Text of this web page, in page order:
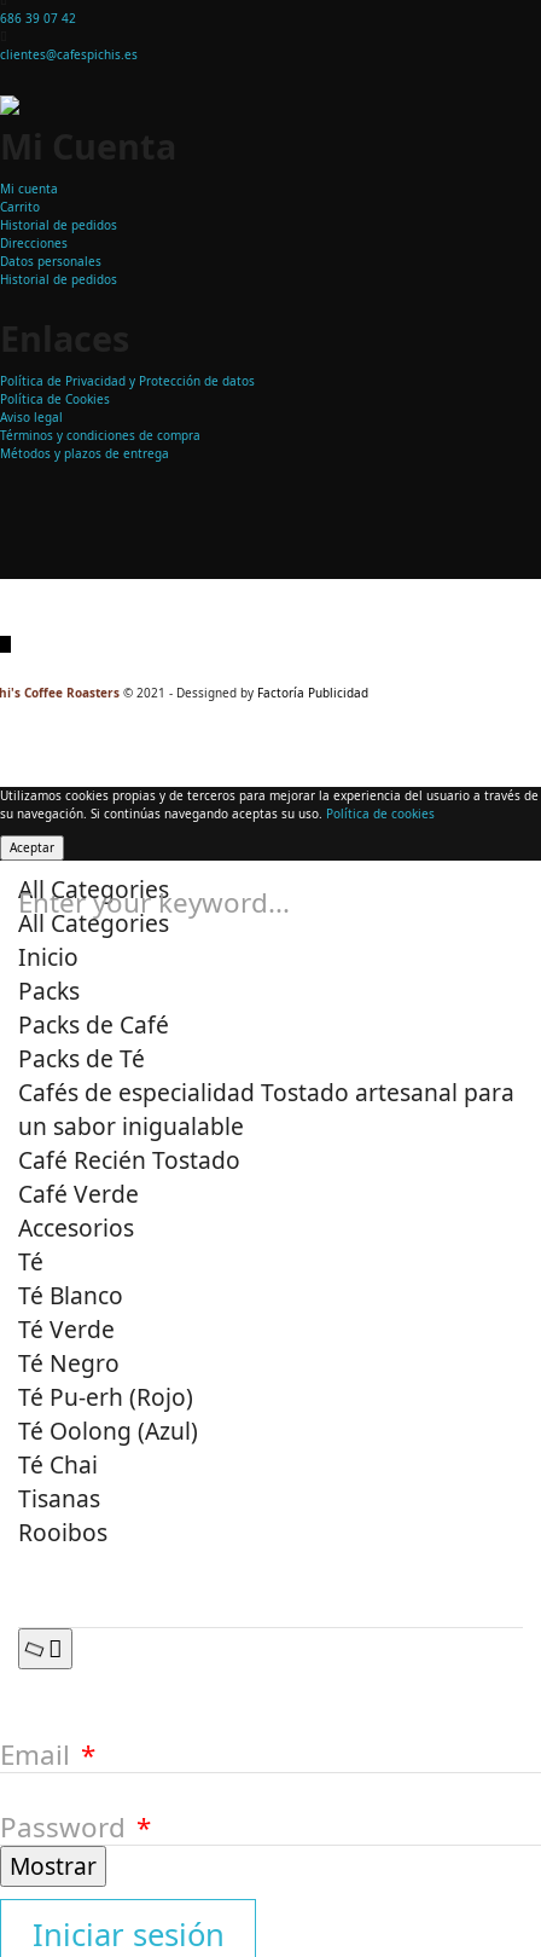
686 39 07 42
clientes@cafespichis.es
Mi cuenta
Carrito
Historial de pedidos
Direcciones
Datos personales
Historial de pedidos
Política de Privacidad y Protección de datos
Política de Cookies
Aviso legal
Términos y condiciones de compra
Métodos y plazos de entrega
Coffee Roasters © 2021 - Dessigned by Factoría Publicidad
Utilizamos cookies propias y de terceros para mejorar la experiencia del usuario a través de
su navegación. Si continúas navegando aceptas su uso. Política de cookies
Aceptar
All Categories
All Categories
Inicio
Packs
Packs de Café
Packs de Té
Cafés de especialidad Tostado artesanal para
un sabor inigualable
Café Recién Tostado
Café Verde
Accesorios
Té
Té Blanco
Té Verde
Té Negro
Té Pu-erh (Rojo)
Té Oolong (Azul)
Té Chai
Tisanas
Rooibos
Enter your keyword...
Email
Password
Mostrar
Iniciar sesión